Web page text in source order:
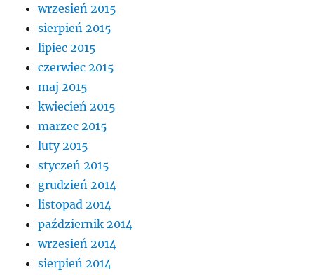
wrzesień 2015
sierpień 2015
lipiec 2015
czerwiec 2015
maj 2015
kwiecień 2015
marzec 2015
luty 2015
styczeń 2015
grudzień 2014
listopad 2014
październik 2014
wrzesień 2014
sierpień 2014